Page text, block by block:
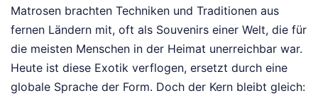
Matrosen brachten Techniken und Traditionen aus
fernen Ländern mit, oft als Souvenirs einer Welt, die für
die meisten Menschen in der Heimat unerreichbar war.
Heute ist diese Exotik verflogen, ersetzt durch eine
globale Sprache der Form. Doch der Kern bleibt gleich: